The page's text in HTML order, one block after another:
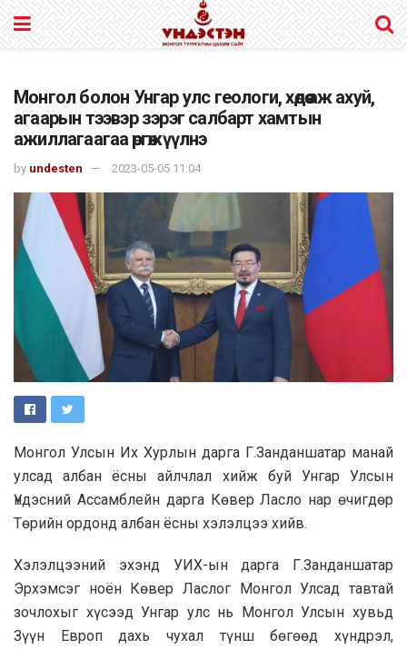
Монгол болон Унгар улс геологи, хөдөө аж ахуй,
агаарын тээвэр зэрэг салбарт хамтын
ажиллагаагаа өргөжүүлнэ
by undesten 2023-05-05 11:04
Монгол Улсын Их Хурлын дарга Г.Занданшатар манай
улсад албан ёсны айлчлал хийж буй Унгар Улсын
Үндэсний Ассамблейн дарга Көвер Ласло нар өчигдөр
Төрийн ордонд албан ёсны хэлэлцээ хийв.
Хэлэлцээний эхэнд УИХ-ын дарга Г.Занданшатар
Эрхэмсэг ноён Көвер Ласлог Монгол Улсад тавтай
зочлохыг хүсээд Унгар улс нь Монгол Улсын хувьд
Зүүн Европ дахь чухал түнш бөгөөд хүндрэл,